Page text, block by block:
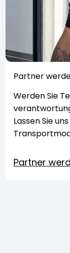
Partner
Werden Sie
Lassen Sie
Partner